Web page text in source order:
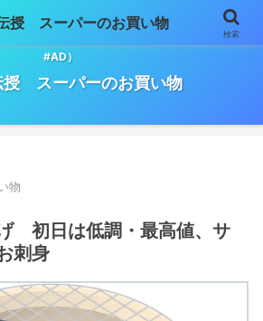
買い物必勝法。（※記事には広告が含まれます。
#AD）
授 スーパーのお買い物
物
初日は低調・最高値、サ
刺身
授 スーパーのお買い物
検索